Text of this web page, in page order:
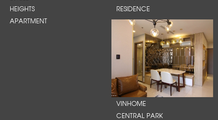
HEIGHTS
APARTMENT
RESIDENCE
VINHOME
CENTRAL PARK